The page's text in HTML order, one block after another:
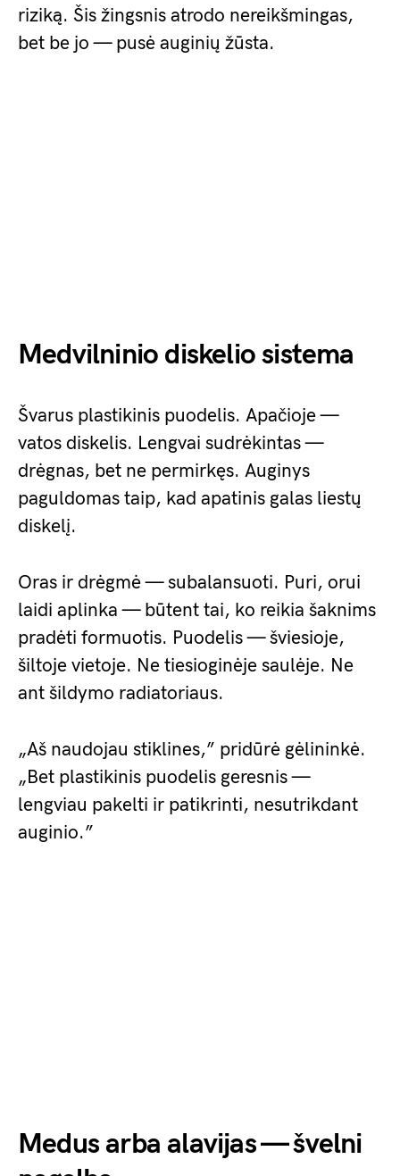
riziką. Šis žingsnis atrodo nereikšmingas,
bet be jo — pusė auginių žūsta.
Medvilninio diskelio sistema
Švarus plastikinis puodelis. Apačioje —
vatos diskelis. Lengvai sudrėkintas —
drėgnas, bet ne permirkęs. Auginys
paguldomas taip, kad apatinis galas liestų
diskelį.
Oras ir drėgmė — subalansuoti. Puri, orui
laidi aplinka — būtent tai, ko reikia šaknims
pradėti formuotis. Puodelis — šviesioje,
šiltoje vietoje. Ne tiesioginėje saulėje. Ne
ant šildymo radiatoriaus.
„Aš naudojau stiklines,” pridūrė gėlininkė.
„Bet plastikinis puodelis geresnis —
lengviau pakelti ir patikrinti, nesutrikdant
auginio.”
Medus arba alavijas — švelni